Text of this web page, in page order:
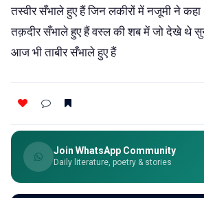
तस्वीर सँभाले हुए हैं जिन लकीरों में नजूमी ने कहा
तक़दीर सँभाले हुए हैं वस्ल की शब में जो देखे थे
आज भी ताबीर सँभाले हुए हैं
Join WhatsApp Community
Daily literature, poetry & stories